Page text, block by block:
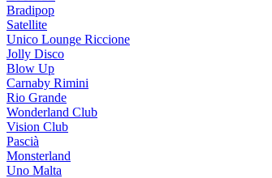
Bradipop
Satellite
Unico Lounge Riccione
Jolly Disco
Blow Up
Carnaby Rimini
Rio Grande
Wonderland Club
Vision Club
Pascià
Monsterland
Uno Malta